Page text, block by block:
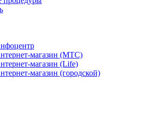
магазин (МТС)
магазин (Life)
магазин (городской)